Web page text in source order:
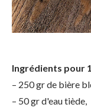
Ingrédients pour
– 250 gr de bière
– 50 gr d'eau tiède,